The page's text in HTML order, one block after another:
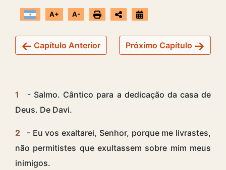
A+ A-
Capítulo Anterior Próximo Capítulo
1
- Salmo. Cântico para a dedicação da casa de
Deus. De Davi.
2
- Eu vos exaltarei, Senhor, porque me livrastes,
não permitistes que exultassem sobre mim meus
inimigos.